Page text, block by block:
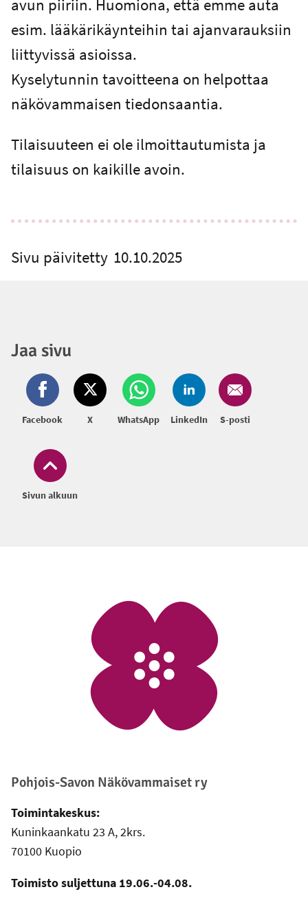
avun piiriin. Huomiona, että emme auta
esim. lääkärikäynteihin tai ajanvarauksiin
liittyvissä asioissa.
Kyselytunnin tavoitteena on helpottaa
näkövammaisen tiedonsaantia.
Tilaisuuteen ei ole ilmoittautumista ja
tilaisuus on kaikille avoin.
Sivu päivitetty 10.10.2025
Sivun alkuun
Jaa sivu
Facebook X WhatsApp LinkedIn S-posti
Pohjois-Savon Näkövammaiset ry
Toimintakeskus:
Kuninkaankatu 23 A, 2krs.
70100 Kuopio
Toimisto suljettuna 19.06.-04.08.